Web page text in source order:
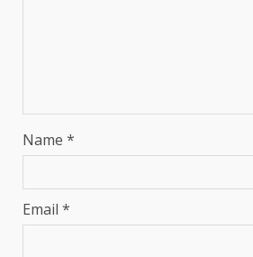
Name *
Email *